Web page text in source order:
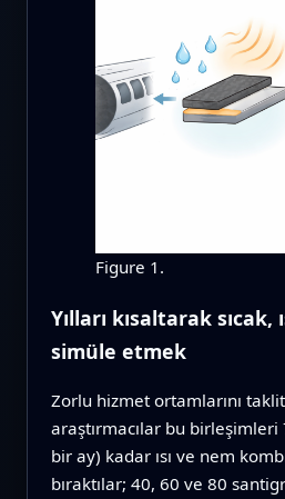
Figure 1.
Yılları kısaltarak
simüle etmek
Zorlu hizmet ortamlarını
araştırmacılar bu birleşimleri
bir ay) kadar ısı ve nem
bıraktılar; 40, 60 ve 80